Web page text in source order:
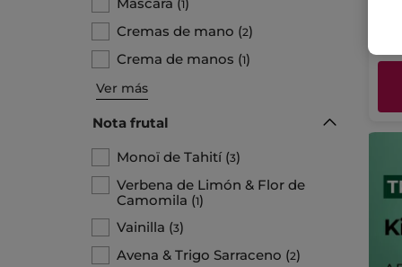
1
Cremas de mano (2)
Crema de manos (1)
Ver más
Nota frutal
Monoï de Tahití(3)
Verbena de Limón & Flor de
Camomila (1)
Vainilla (3)
Avena & Trigo Sarraceno (2)